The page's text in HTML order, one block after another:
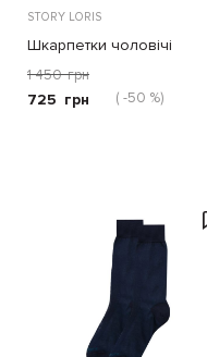
STORY LORIS
Шкарпетки чоловічі
1 450 грн
725 грн ( -50 %)